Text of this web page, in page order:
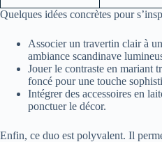
Quelques idées concrètes pour
Associer un travertin clair à
ambiance scandinave
Jouer le contraste en mariant
foncé pour une touche
Intégrer des accessoires en
ponctuer le décor.
Enfin, ce duo est polyvalent. Il